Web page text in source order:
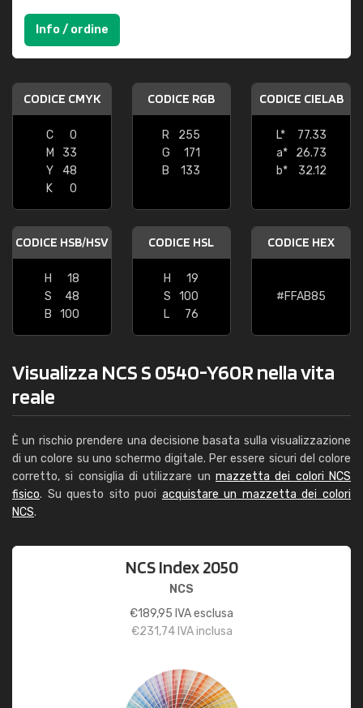
Info / ordine
CODICE CMYK
C
0
M
33
Y
48
K
0
CODICE RGB
R
255
G
171
B
133
CODICE CIELAB
L*
77.33
a*
26.73
b*
32.12
CODICE HSB/HSV
H
18
S
48
B
100
CODICE HSL
H
19
S
100
L
76
CODICE HEX
#FFAB85
Visualizza NCS S 0540-Y60R nella vita
reale
È un rischio prendere una decisione basata sulla visualizzazione
di un colore su uno schermo digitale. Per essere sicuri del colore
corretto, si consiglia di utilizzare un mazzetta dei colori NCS
fisico. Su questo sito puoi acquistare un mazzetta dei colori
NCS.
NCS Index 2050
NCS
€189,95 IVA esclusa
€231,74IVA inclusa